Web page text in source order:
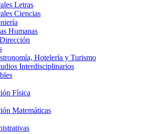
Letras
Ciencias
Humanas
Hotelería y Turismo
Interdisciplinarios
Física
Matemáticas